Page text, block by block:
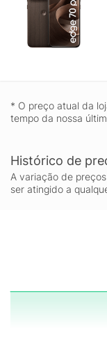
* O preço atual da
tempo da nossa
Histórico de
A variação de
ser atingido a